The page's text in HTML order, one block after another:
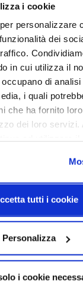
i cookie
personalizzare
dei
in cui utilizza il
di analisi
i quali
che ha fornito
dei loro servizi.
tutti i cookie
Personalizza
i cookie